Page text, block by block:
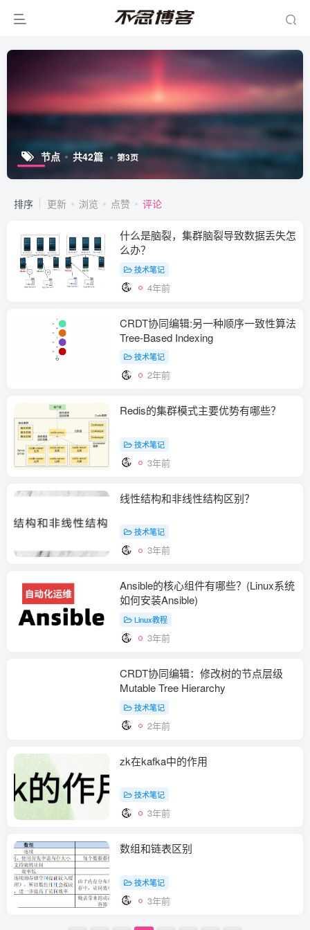
节点 共42篇 第3页
排序 更新 浏览 点赞 评论
什么是脑裂，集群脑裂导致数据丢失怎
么办？
技术笔记
4年前
CRDT协同编辑:另一种顺序一致性算法
Tree-Based Indexing
技术笔记
2年前
Redis的集群模式主要优势有哪些？
技术笔记
3年前
线性结构和非线性结构区别？
技术笔记
3年前
Ansible的核心组件有哪些？(Linux系统
如何安装Ansible)
Linux教程
3年前
CRDT协同编辑：修改树的节点层级
Mutable Tree Hierarchy
技术笔记
2年前
zk在kafka中的作用
技术笔记
3年前
数组和链表区别
技术笔记
3年前